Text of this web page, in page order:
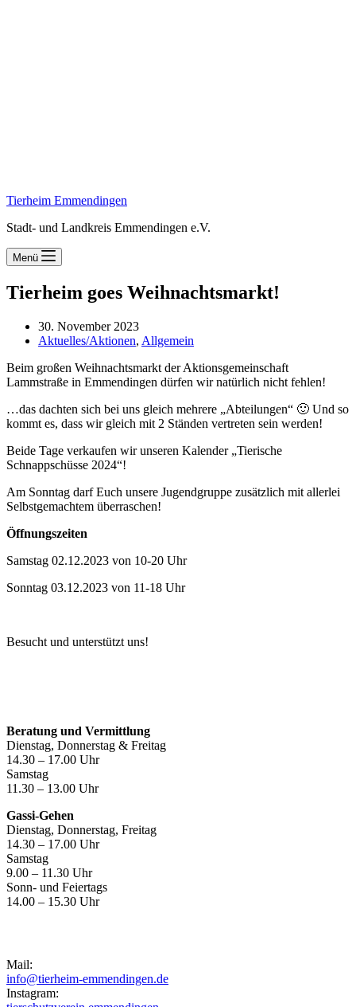
Tierheim Emmendingen
Stadt- und Landkreis Emmendingen e.V.
Menü
Tierheim goes Weihnachtsmarkt!
30. November 2023
Aktuelles/Aktionen, Allgemein
Beim großen Weihnachtsmarkt der Aktionsgemeinschaft
Lammstraße in Emmendingen dürfen wir natürlich nicht fehlen!
…das dachten sich bei uns gleich mehrere „Abteilungen“ 🙂 Und so
kommt es, dass wir gleich mit 2 Ständen vertreten sein werden!
Beide Tage verkaufen wir unseren Kalender „Tierische
Schnappschüsse 2024“!
Am Sonntag darf Euch unsere Jugendgruppe zusätzlich mit allerlei
Selbstgemachtem überraschen!
Öffnungszeiten
Samstag 02.12.2023 von 10-20 Uhr
Sonntag 03.12.2023 von 11-18 Uhr
Besucht und unterstützt uns!
Beratung und Vermittlung
Dienstag, Donnerstag & Freitag
14.30 – 17.00 Uhr
Samstag
11.30 – 13.00 Uhr
Gassi-Gehen
Dienstag, Donnerstag, Freitag
14.30 – 17.00 Uhr
Samstag
9.00 – 11.30 Uhr
Sonn- und Feiertags
14.00 – 15.30 Uhr
Mail:
info@tierheim-emmendingen.de
Instagram: